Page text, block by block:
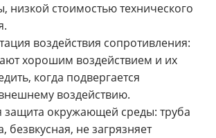
низкой стоимостью технического
воздействия сопротивления:
хорошим воздействием и их
когда подвергается
воздействию.
защита окружающей среды: труба
безвкусная, не загрязняет